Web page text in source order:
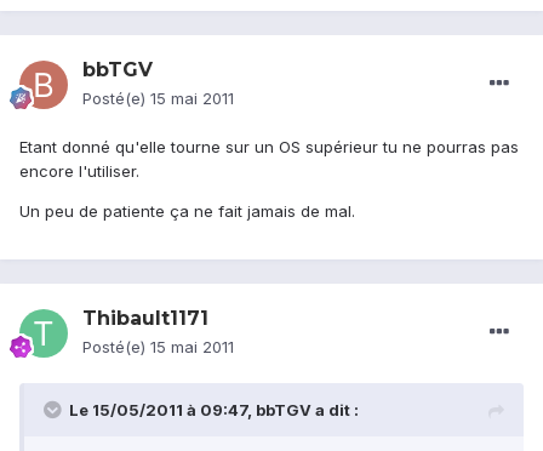
bbTGV
Posté(e) 15 mai 2011
Etant donné qu'elle tourne sur un OS supérieur tu ne pourras pas
encore l'utiliser.
Un peu de patiente ça ne fait jamais de mal.
Thibault1171
Posté(e) 15 mai 2011
Le 15/05/2011 à 09:47, bbTGV a dit :